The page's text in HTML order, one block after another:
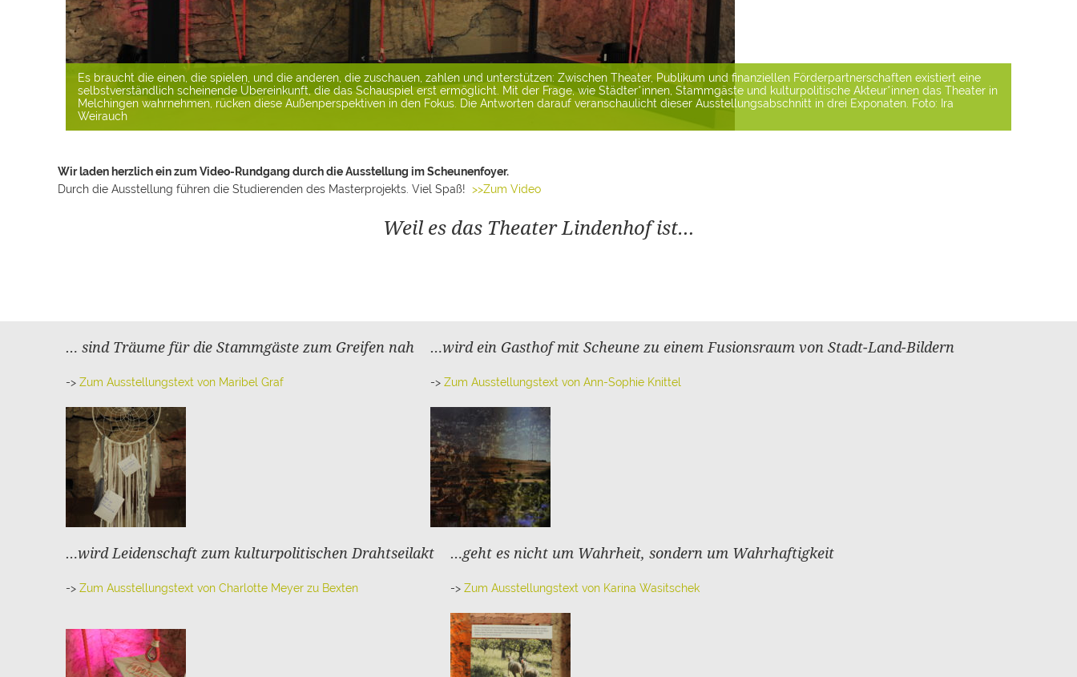
Viel Arbeit steckt in der Produktion von Theaterstücken. Auf und hinter der Bühne arbeiten Technik, Schauspiel, Kostüm, Dramaturgie und viele weitere Hand in Hand für einen
aufregenden Theaterbesuch. Welche Schritte sind notwendig, damit sich der Vorhang hebt und das Publikum Theater erleben kann? Was macht den Arbeitsalltag Einzelner
aus und finden Rollenwechsel nur auf der Bühne statt? Diese Ausstellungsabteilung zeigt das Theater Lindenhof als Betrieb und wirft einen Blick hinter die Kulissen! /Foto: Ira
Weirauch
Wir laden herzlich ein zum Video-Rundgang durch die Ausstellung im Scheunenfoyer.
Durch die Ausstellung führen die Studierenden des Masterprojekts. Viel Spaß! >>Zum Video
Weil es das Theater Lindenhof ist…
… sind Träume für die Stammgäste zum Greifen nah
-> Zum Ausstellungstext von Maribel Graf
…wird ein Gasthof mit Scheune zu einem Fusionsraum von Stadt-Land-Bildern
-> Zum Ausstellungstext von Ann-Sophie Knittel
…wird Leidenschaft zum kulturpolitischen Drahtseilakt
-> Zum Ausstellungstext von Charlotte Meyer zu Bexten
…geht es nicht um Wahrheit, sondern um Wahrhaftigkeit
-> Zum Ausstellungstext von Karina Wasitschek